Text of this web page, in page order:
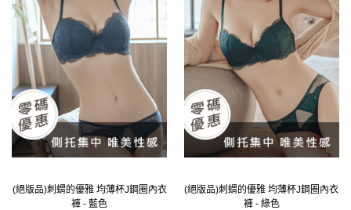
(絕版品)刺蝟的優雅 均薄杯J鋼圈內衣
褲 - 藍色
(絕版品)刺蝟的優雅 均薄杯J鋼圈內衣
褲 - 綠色